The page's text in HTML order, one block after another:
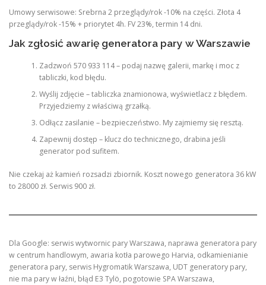
Umowy serwisowe: Srebrna 2 przeglądy/rok -10% na części. Złota 4
przeglądy/rok -15% + priorytet 4h. FV 23%, termin 14 dni.
Jak zgłosić awarię generatora pary w Warszawie
Zadzwoń 570 933 114 – podaj nazwę galerii, markę i moc z
tabliczki, kod błędu.
Wyślij zdjęcie – tabliczka znamionowa, wyświetlacz z błędem.
Przyjedziemy z właściwą grzałką.
Odłącz zasilanie – bezpieczeństwo. My zajmiemy się resztą.
Zapewnij dostęp – klucz do technicznego, drabina jeśli
generator pod sufitem.
Nie czekaj aż kamień rozsadzi zbiornik. Koszt nowego generatora 36 kW
to 28000 zł. Serwis 900 zł.
Dla Google: serwis wytwornic pary Warszawa, naprawa generatora pary
w centrum handlowym, awaria kotła parowego Harvia, odkamienianie
generatora pary, serwis Hygromatik Warszawa, UDT generatory pary,
nie ma pary w łaźni, błąd E3 Tylö, pogotowie SPA Warszawa,